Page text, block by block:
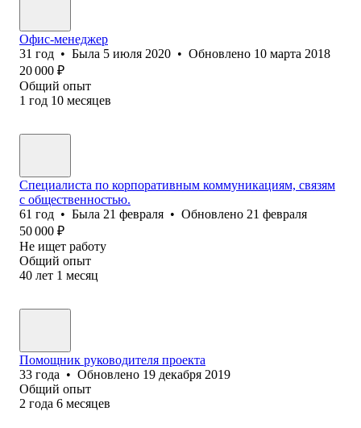
Офис-менеджер
31 год • Была 5 июля 2020 • Обновлено 10 марта 2018
20 000 ₽
Общий опыт
1 год 10 месяцев
Специалиста по корпоративным коммуникациям, связям
с общественностью.
61 год • Была 21 февраля • Обновлено 21 февраля
50 000 ₽
Не ищет работу
Общий опыт
40 лет 1 месяц
Помощник руководителя проекта
33 года • Обновлено 19 декабря 2019
Общий опыт
2 года 6 месяцев